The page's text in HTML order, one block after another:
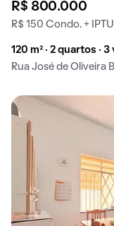
R$ 800.000
R$ 150 Condo. + IPTU
120 m² · 2 quartos · 3
Rua José de Oliveira